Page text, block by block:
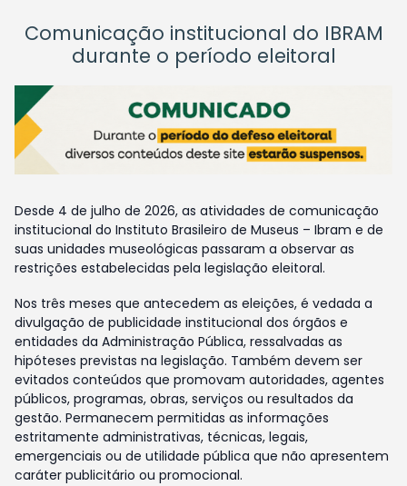
Comunicação institucional do IBRAM
durante o período eleitoral
Desde 4 de julho de 2026, as atividades de comunicação
institucional do Instituto Brasileiro de Museus – Ibram e de
suas unidades museológicas passaram a observar as
restrições estabelecidas pela legislação eleitoral.
Nos três meses que antecedem as eleições, é vedada a
divulgação de publicidade institucional dos órgãos e
entidades da Administração Pública, ressalvadas as
hipóteses previstas na legislação. Também devem ser
evitados conteúdos que promovam autoridades, agentes
públicos, programas, obras, serviços ou resultados da
gestão. Permanecem permitidas as informações
estritamente administrativas, técnicas, legais,
emergenciais ou de utilidade pública que não apresentem
caráter publicitário ou promocional.